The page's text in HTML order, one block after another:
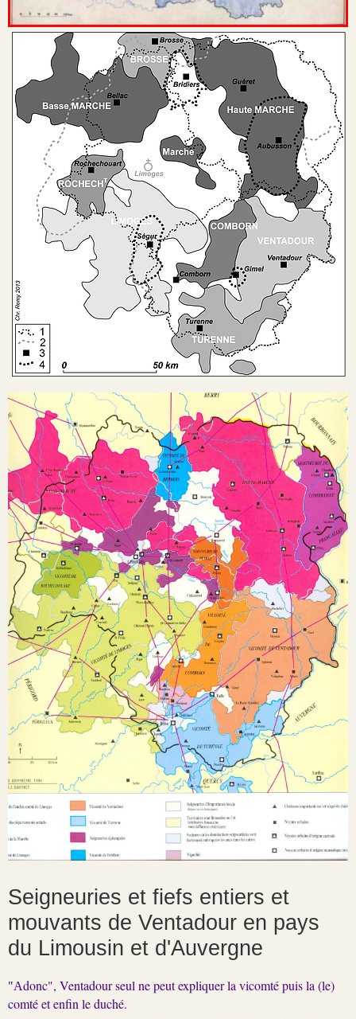
Seigneuries et fiefs entiers et
mouvants de Ventadour en pays
du Limousin et d'Auvergne
"Adonc", Ventadour seul ne peut expliquer la vicomté puis la (le)
comté et enfin le duché.